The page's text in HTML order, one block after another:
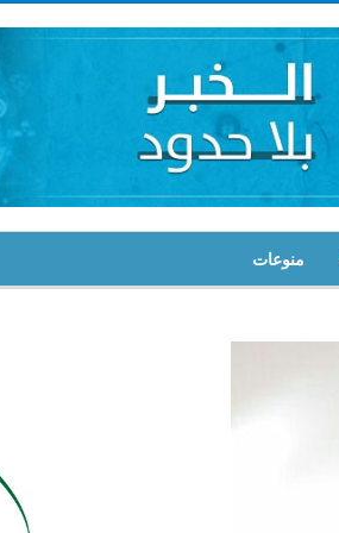
منوعات